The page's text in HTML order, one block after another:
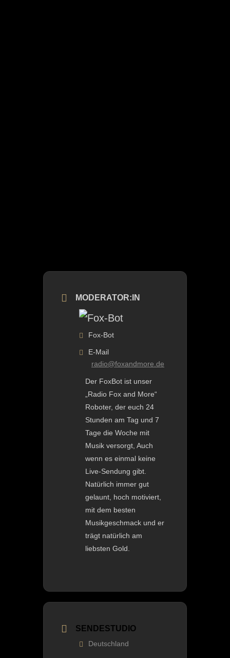
MODERATOR:IN
Fox-Bot
E-Mail
radio@foxandmore.de
Der FoxBot ist unser
„Radio Fox and More“
Roboter, der euch 24
Stunden am Tag und 7
Tage die Woche mit
Musik versorgt, Auch
wenn es einmal keine
Live-Sendung gibt.
Natürlich immer gut
gelaunt, hoch motiviert,
mit dem besten
Musikgeschmack und er
trägt natürlich am
liebsten Gold.
SENDESTUDIO
Deutschland